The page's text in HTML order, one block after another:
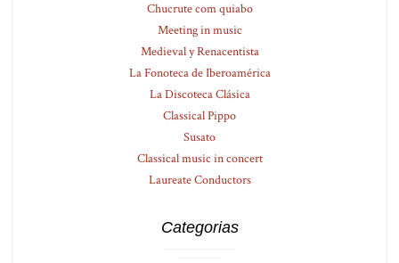
Chucrute com quiabo
Meeting in music
Medieval y Renacentista
La Fonoteca de Iberoamérica
La Discoteca Clásica
Classical Pippo
Susato
Classical music in concert
Laureate Conductors
Categorias